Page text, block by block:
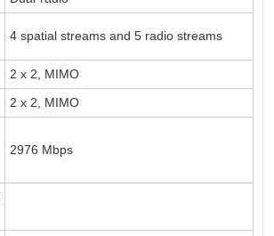
4 spatial streams and 5 radio streams
2 x 2, MIMO
2 x 2, MIMO
2976 Mbps